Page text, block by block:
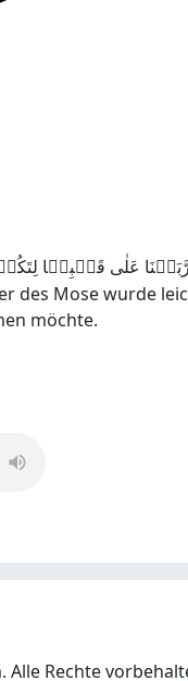
des Mose wurde
möchte.
Alle Rechte